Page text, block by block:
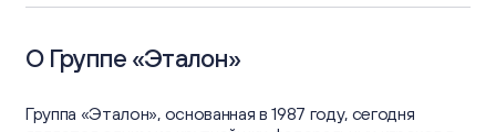
О Группе «Эталон»
Группа «Эталон», основанная в 1987 году, сегодня